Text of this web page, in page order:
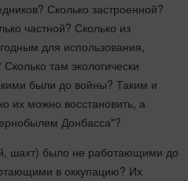
Сколько застроенной?
частной? Сколько из
для использования,
Сколько там экологически
были до войны? Таким и
их можно восстановить, а
Донбасса"?
шахт) было не работающими до
в оккупацию? Их